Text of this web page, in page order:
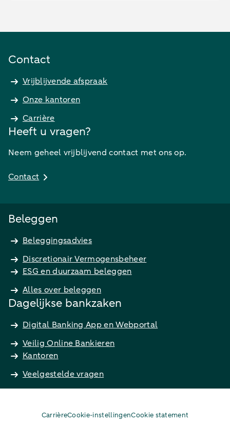
Contact
Vrijblijvende afspraak
Onze kantoren
Carrière
Heeft u vragen?
Neem geheel vrijblijvend contact met ons op.
Contact
Beleggen
Beleggingsadvies
Discretionair Vermogensbeheer
ESG en duurzaam beleggen
Alles over beleggen
Dagelijkse bankzaken
Digital Banking App en Webportal
Veilig Online Bankieren
Kantoren
Veelgestelde vragen
CarrièreCookie-instellingenCookie statement